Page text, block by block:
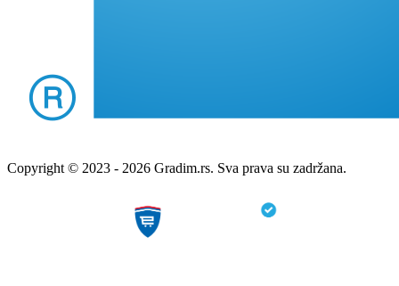
Copyright © 2023 - 2026 Gradim.rs. Sva prava su zadržana.